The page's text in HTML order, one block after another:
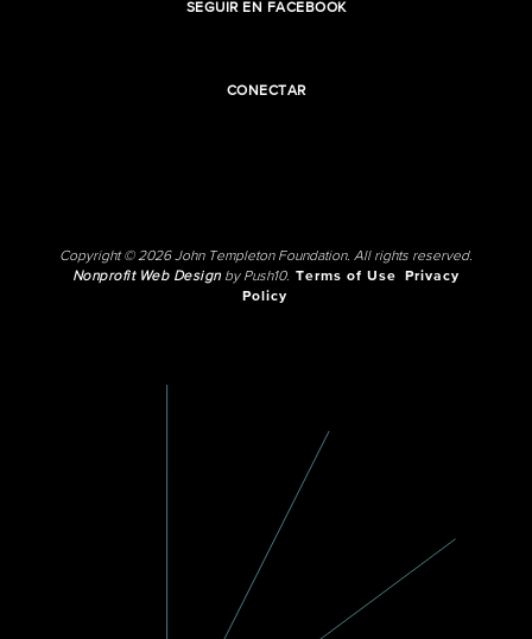
SEGUIR EN FACEBOOK
CONECTAR
Copyright © 2026 John Templeton Foundation. All rights reserved.
Nonprofit Web Designby Push10. Terms of Use
Privacy
Policy